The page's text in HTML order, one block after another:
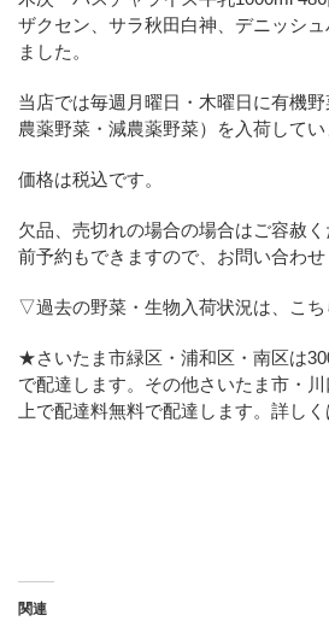
ザクセン、サラ秋田白神、デニッシ
ました。
当店では毎週月曜日・木曜日に有機
農薬野菜・減農薬野菜）を入荷してい
価格は税込です。
欠品、売切れの場合の場合はご容赦
前予約もできますので、お問い合わせ
▽過去の野菜・生物入荷状況は、こち
★さいたま市緑区・浦和区・南区は
で配達します。その他さいたま市・
上で配達料無料で配達します。詳しく
関連